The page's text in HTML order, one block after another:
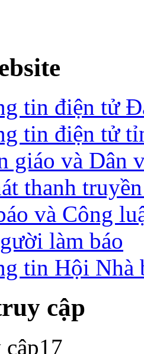
tin điện tử
tin điện tử
giáo và Dân
thanh
và Công
làm báo
tin Hội Nhà
cập
17